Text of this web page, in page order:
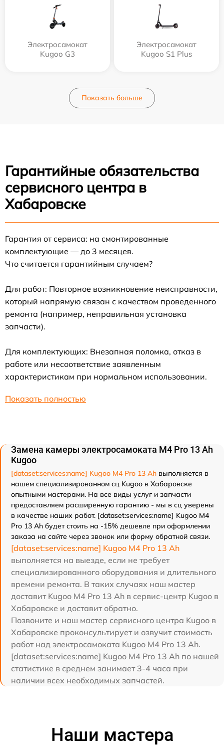
Электросамокат
Kugoo G3
Электросамокат
Kugoo S1 Plus
Показать больше
Гарантийные обязательства
сервисного центра в
Хабаровске
Гарантия от сервиса: на смонтированные
комплектующие — до 3 месяцев.
Что считается гарантийным случаем?
Для работ: Повторное возникновение неисправности,
который напрямую связан с качеством проведенного
ремонта (например, неправильная установка
запчасти).
Для комплектующих: Внезапная поломка, отказ в
работе или несоответствие заявленным
характеристикам при нормальном использовании.
Показать полностью
Замена камеры электросамоката M4 Pro 13 Ah
Kugoo
[dataset:services:name] Kugoo M4 Pro 13 Ah выполняется в
нашем специализированном сц Kugoo в Хабаровске
опытными мастерами. На все виды услуг и запчасти
предоставляем расширенную гарантию - мы в сц уверены
в качестве наших работ. [dataset:services:name] Kugoo M4
Pro 13 Ah будет стоить на -15% дешевле при оформлении
заказа на сайте через звонок или форму обратной связи.
[dataset:services:name] Kugoo M4 Pro 13 Ah
выполняется на выезде, если не требует
специализированного оборудования и длительного
времени ремонта. В таких случаях наш мастер
доставит Kugoo M4 Pro 13 Ah в сервис-центр Kugoo в
Хабаровске и доставит обратно.
Позвоните и наш мастер сервисного центра Kugoo в
Хабаровске проконсультирует и озвучит стоимость
работ над электросамоката Kugoo M4 Pro 13 Ah.
[dataset:services:name] Kugoo M4 Pro 13 Ah по нашей
статистике в среднем занимает 3-4 часа при
наличии всех необходимых запчастей.
Наши мастера